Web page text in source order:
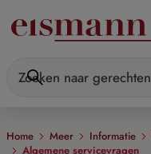
Home Meer Informatie
Algemene servicevragen